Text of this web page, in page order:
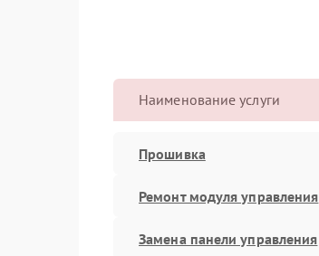
Наименование услуги
Прошивка
Ремонт модуля управления
Замена панели управления